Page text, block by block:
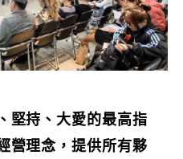
堅持、大愛的最高指
營理念，提供所有夥